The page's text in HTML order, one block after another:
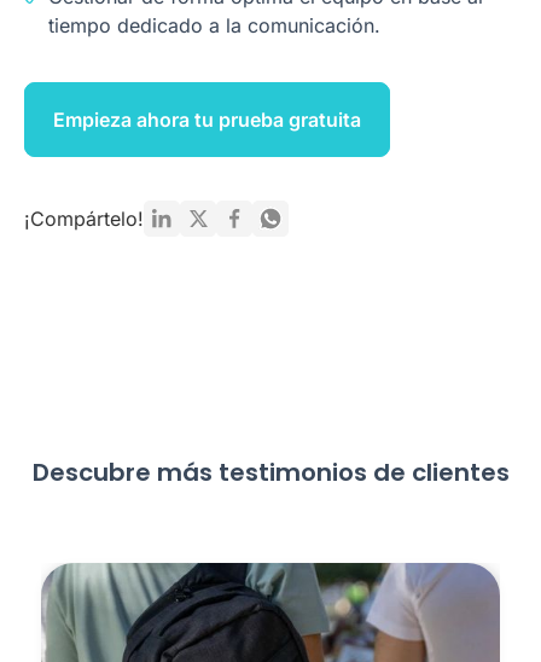
tiempo dedicado a la comunicación.
Empieza ahora tu prueba gratuita
¡Compártelo!
Descubre más testimonios de clientes